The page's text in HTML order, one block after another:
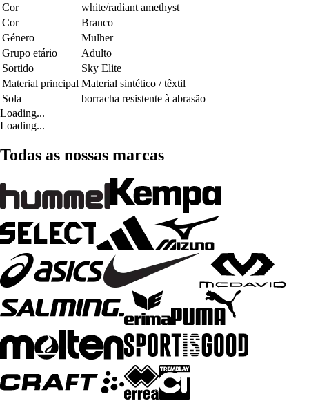
Cor
white/radiant amethyst
Cor
Branco
Género
Mulher
Grupo etário
Adulto
Sortido
Sky Elite
Material principal Material sintético / têxtil
Sola
borracha resistente à abrasão
Loading...
Loading...
Todas as nossas marcas